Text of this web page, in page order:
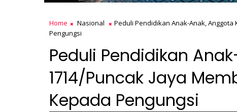
Home Nasional
Peduli Pendidikan Anak-Anak,
Pengungsi
Peduli Pendidikan
1714/Puncak Jaya
Kepada Pengungsi